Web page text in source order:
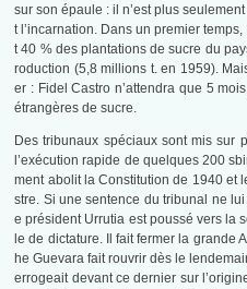
sur son épaule : il n’est plus
t l’incarnation. Dans un premier
t 40 % des plantations de sucre du
roduction (5,8 millions t. en 1959).
er : Fidel Castro n’attendra que 5
étrangères de sucre.
Des tribunaux spéciaux sont mis sur
l’exécution rapide de quelques 200
ment abolit la Constitution de 1940 et
stre. Si une sentence du tribunal ne
e président Urrutia est poussé vers la
le de dictature. Il fait fermer la grande
he Guevara fait rouvrir dès le
errogeait devant ce dernier sur